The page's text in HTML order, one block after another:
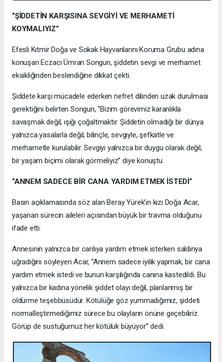
“ŞİDDETİN KARŞISINA SEVGİYİ VE MERHAMETİ
KOYMALIYIZ”
Efesli Kıtmir Doğa ve Sokak Hayvanlarını Koruma Grubu adına
konuşan Eczacı Ümran Songun, şiddetin sevgi ve merhamet
eksikliğinden beslendiğine dikkat çekti.
Şiddete karşı mücadele ederken nefret dilinden uzak durulması
gerektiğini belirten Songun, “Bizim görevimiz karanlıkla
savaşmak değil, ışığı çoğaltmaktır. Şiddetin olmadığı bir dünya
yalnızca yasalarla değil; bilinçle, sevgiyle, şefkatle ve
merhametle kurulabilir. Sevgiyi yalnızca bir duygu olarak değil,
bir yaşam biçimi olarak görmeliyiz” diye konuştu.
“ANNEM SADECE BİR CANA YARDIM ETMEK İSTEDİ”
Basın açıklamasında söz alan Beray Yürek’in kızı Doğa Acar,
yaşanan sürecin aileleri açısından büyük bir travma olduğunu
ifade etti.
Annesinin yalnızca bir canlıya yardım etmek isterken saldırıya
uğradığını söyleyen Acar, “Annem sadece iyilik yapmak, bir cana
yardım etmek istedi ve bunun karşılığında canına kastedildi. Bu
yalnızca bir kadına yönelik şiddet olayı değil, planlanmış bir
öldürme teşebbüsüdür. Kötülüğe göz yummadığımız, şiddeti
normalleştirmediğimiz sürece bu olayların önüne geçebiliriz.
Görüp de sustuğumuz her kötülük büyüyor” dedi.